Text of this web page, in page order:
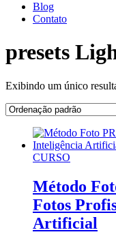
Blog
Contato
presets
Exibindo um único
CURSO
Método
Fotos
Artificial